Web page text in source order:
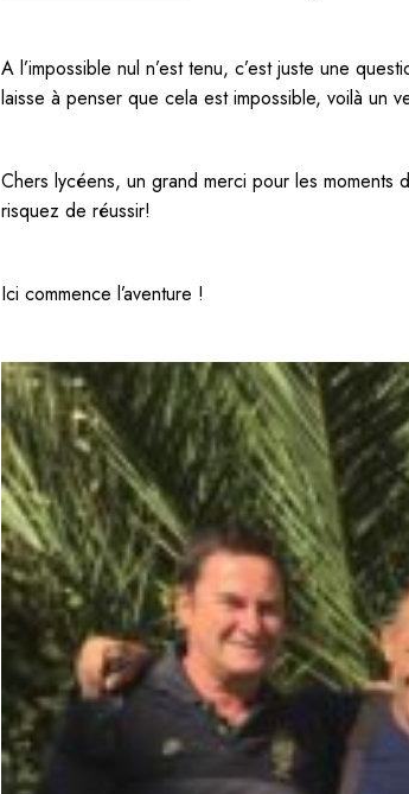
A l’impossible nul n’est tenu, c’est juste une
laisse à penser que cela est impossible, voilà un
Chers lycéens, un grand merci pour les moments
risquez de réussir!
Ici commence l’aventure !